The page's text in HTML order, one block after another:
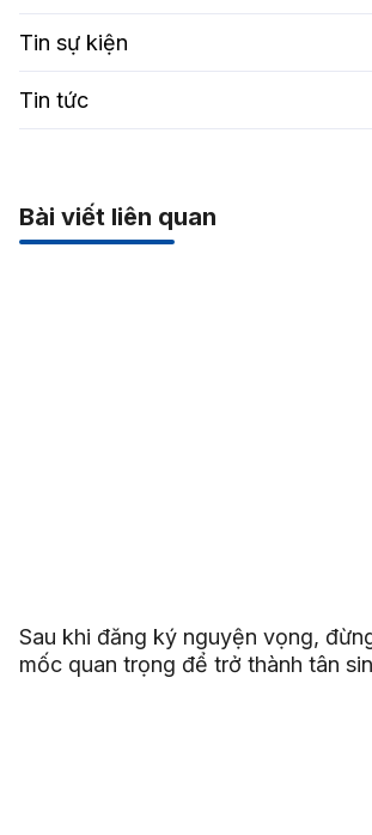
Tin sự kiện
Tin tức
Bài viết liên quan
Sau khi đăng ký nguyện vọng,
mốc quan trọng để trở thành tân